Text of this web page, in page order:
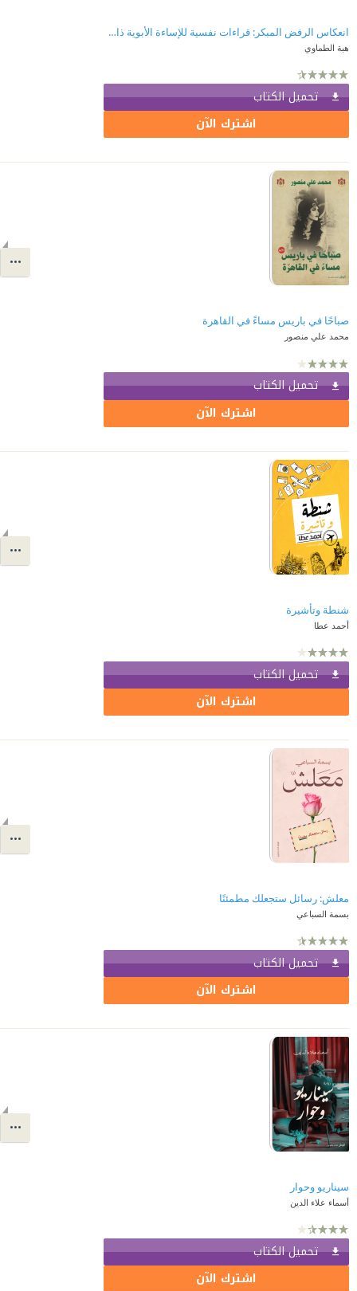
انعكاس الرفض المبكر: قراءات نفسية للإساءة الأبوية ذات الأثر الممتد
هبة الطماوي
تحميل الكتاب
اشترك الآن
صباحًا في باريس مساءً في القاهرة
محمد علي منصور
تحميل الكتاب
اشترك الآن
شنطة وتأشيرة
أحمد عطا
تحميل الكتاب
اشترك الآن
معلش: رسائل ستجعلك مطمئنًا
بسمة السباعي
تحميل الكتاب
اشترك الآن
سيناريو وحوار
أسماء علاء الدين
تحميل الكتاب
اشترك الآن